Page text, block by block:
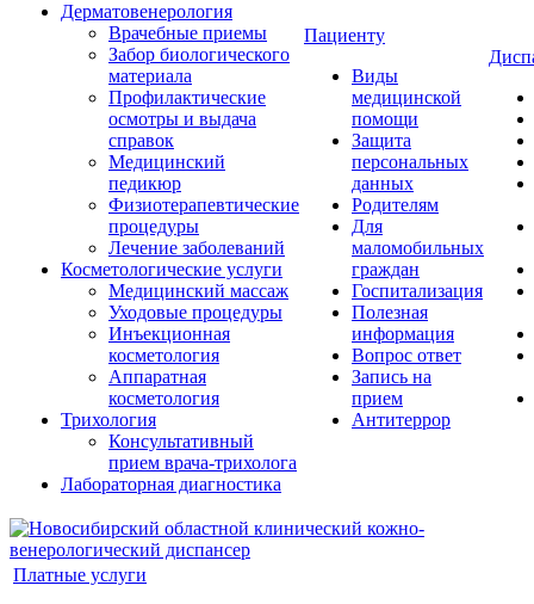
Дерматовенерология
Врачебные приемы
Забор биологического
материала
Профилактические
осмотры и выдача
справок
Медицинский
педикюр
Физиотерапевтические
процедуры
Лечение заболеваний
Косметологические услуги
Медицинский массаж
Уходовые процедуры
Инъекционная
косметология
Аппаратная
косметология
Трихология
Консультативный
прием врача-трихолога
Лабораторная диагностика
Пациенту
Виды
медицинской
помощи
Защита
персональных
данных
Родителям
Для
маломобильных
граждан
Госпитализация
Полезная
информация
Вопрос ответ
Запись на
прием
Антитеррор
Платные услуги